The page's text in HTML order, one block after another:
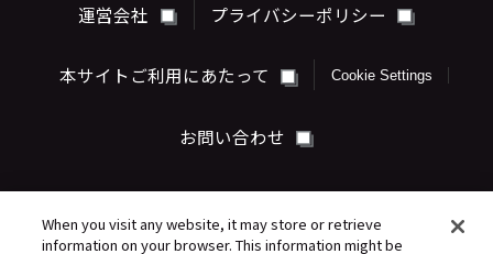
運営会社 プライバシーポリシー
本サイトご利用にあたって Cookie Settings
お問い合わせ
When you visit any website, it may store or retrieve
information on your browser. This information might be